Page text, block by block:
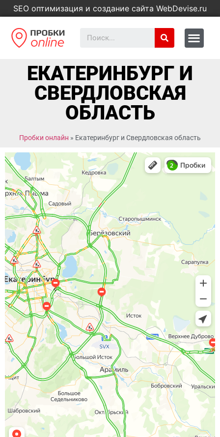
SEO оптимизация и создание сайта WebDevise.ru
ЕКАТЕРИНБУРГ И
СВЕРДЛОВСКАЯ
ОБЛАСТЬ
Пробки онлайн » Екатеринбург и Свердловская область